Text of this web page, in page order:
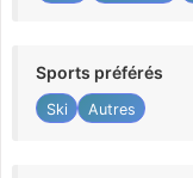
Sports préférés
Ski Autres